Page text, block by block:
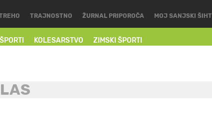
KOLESARSTVO ZIMSKI ŠPORTI
TRAJNOSTNO ŽURNAL PRIPOROČA MOJ SANJSKI ŠIHT